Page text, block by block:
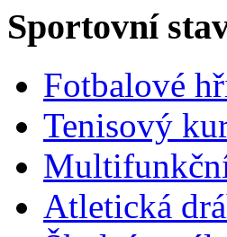
Sportovní
Fotbalové
Tenisový
Atletická